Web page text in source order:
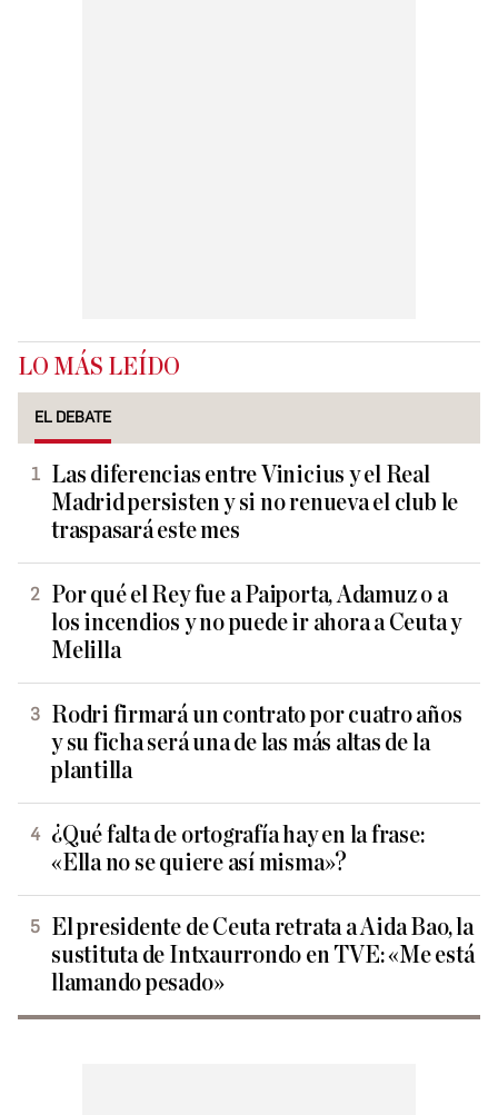
LO MÁS LEÍDO
EL DEBATE
Las diferencias entre Vinicius y el Real
Madrid persisten y si no renueva el club le
traspasará este mes
Por qué el Rey fue a Paiporta, Adamuz o a
los incendios y no puede ir ahora a Ceuta y
Melilla
Rodri firmará un contrato por cuatro años
y su ficha será una de las más altas de la
plantilla
¿Qué falta de ortografía hay en la frase:
«Ella no se quiere así misma»?
El presidente de Ceuta retrata a Aida Bao, la
sustituta de Intxaurrondo en TVE: «Me está
llamando pesado»